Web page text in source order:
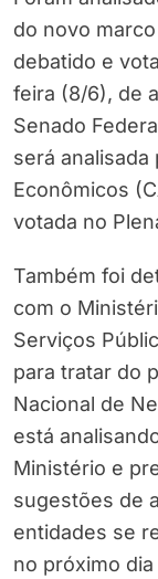
do novo
debatido e
feira (8/6), de
Senado
será
Econômicos
votada no
Também foi
com o
Serviços
para tratar do
Nacional de
está
Ministério e
sugestões de
entidades se
no próximo dia